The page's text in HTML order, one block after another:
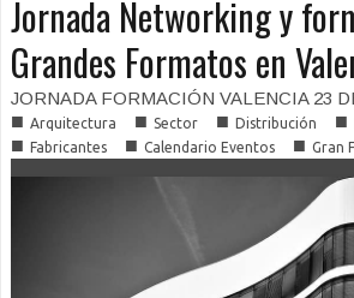
Jornada Networking y
Grandes Formatos en
JORNADA FORMACIÓN VALENCIA 23
■ Arquitectura ■ Sector ■ Distribución ■
■ Fabricantes ■ Calendario Eventos ■ Gran